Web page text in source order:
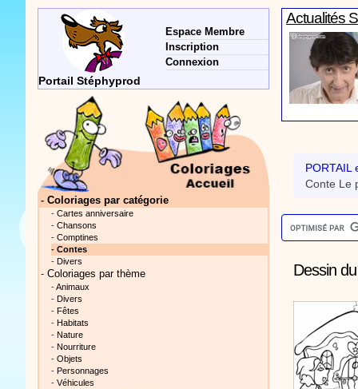
Vidéos
Actualités
Vidéos
PORTAIL
Conte Le
Dessin
Portail Stéphyprod
Espace Membre
Inscription
Connexion
- Coloriages par catégorie
- Cartes anniversaire
- Chansons
- Comptines
- Contes
- Divers
- Coloriages par thème
-Animaux
- Divers
- Fêtes
- Habitats
- Nature
- Nourriture
- Objets
- Personnages
- Véhicules